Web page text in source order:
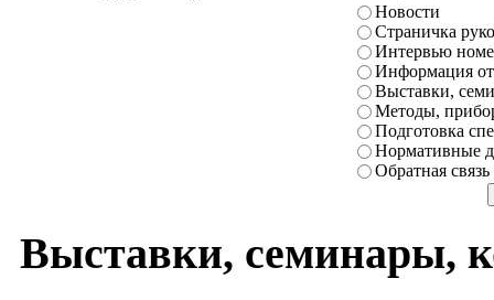
Новости
Страничка
Интервью
Информация
Выставки,
Методы,
Подготовка
Нормативные
Обратная связь
Выставки, семинары,